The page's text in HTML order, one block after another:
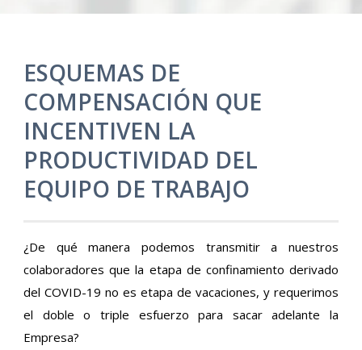
ESQUEMAS DE
COMPENSACIÓN QUE
INCENTIVEN LA
PRODUCTIVIDAD DEL
EQUIPO DE TRABAJO
¿De qué manera podemos transmitir a nuestros
colaboradores que la etapa de confinamiento derivado
del COVID-19 no es etapa de vacaciones, y requerimos
el doble o triple esfuerzo para sacar adelante la
Empresa?